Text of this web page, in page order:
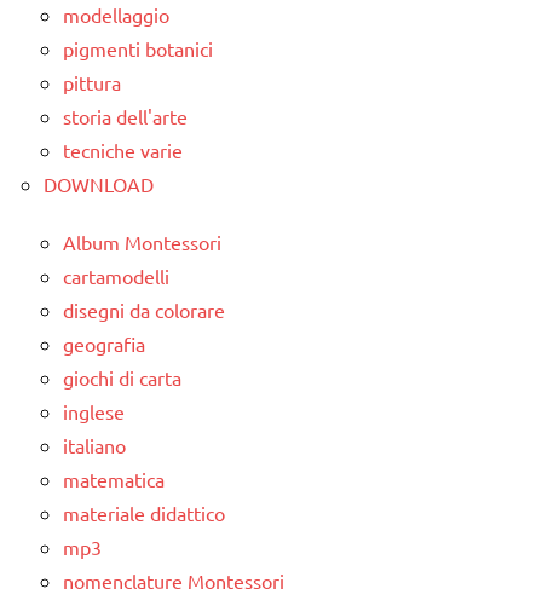
classe
dai
6
anni
materiale
SCIENZE
scienze
TUTTI GLI
ARGOMENTI
modellaggio
pigmenti botanici
pittura
storia dell'arte
tecniche varie
DOWNLOAD
Album Montessori
cartamodelli
disegni da colorare
geografia
giochi di carta
inglese
italiano
matematica
materiale didattico
mp3
nomenclature Montessori